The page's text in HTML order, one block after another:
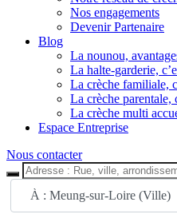
Nos engagements
Devenir Partenaire
Blog
La nounou,
La halte-garderie,
La crèche familiale,
La crèche parentale,
La crèche multi
Espace Entreprise
Nous contacter
Adresse : Rue, ville,